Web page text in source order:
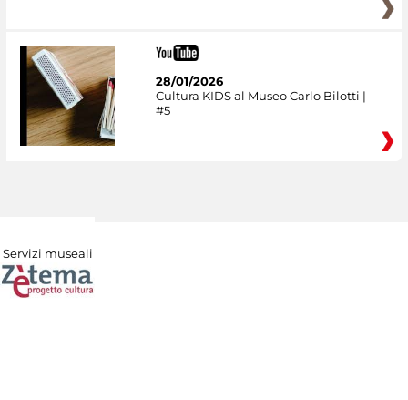
28/01/2026
Cultura KIDS al Museo Carlo Bilotti |
#5
Servizi museali